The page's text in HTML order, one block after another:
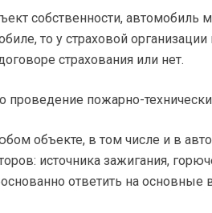
собственности,
то у страховой
страхования или нет.
проведение пожарно-
объекте, в том числе и в
источника зажигания,
ответить на основные